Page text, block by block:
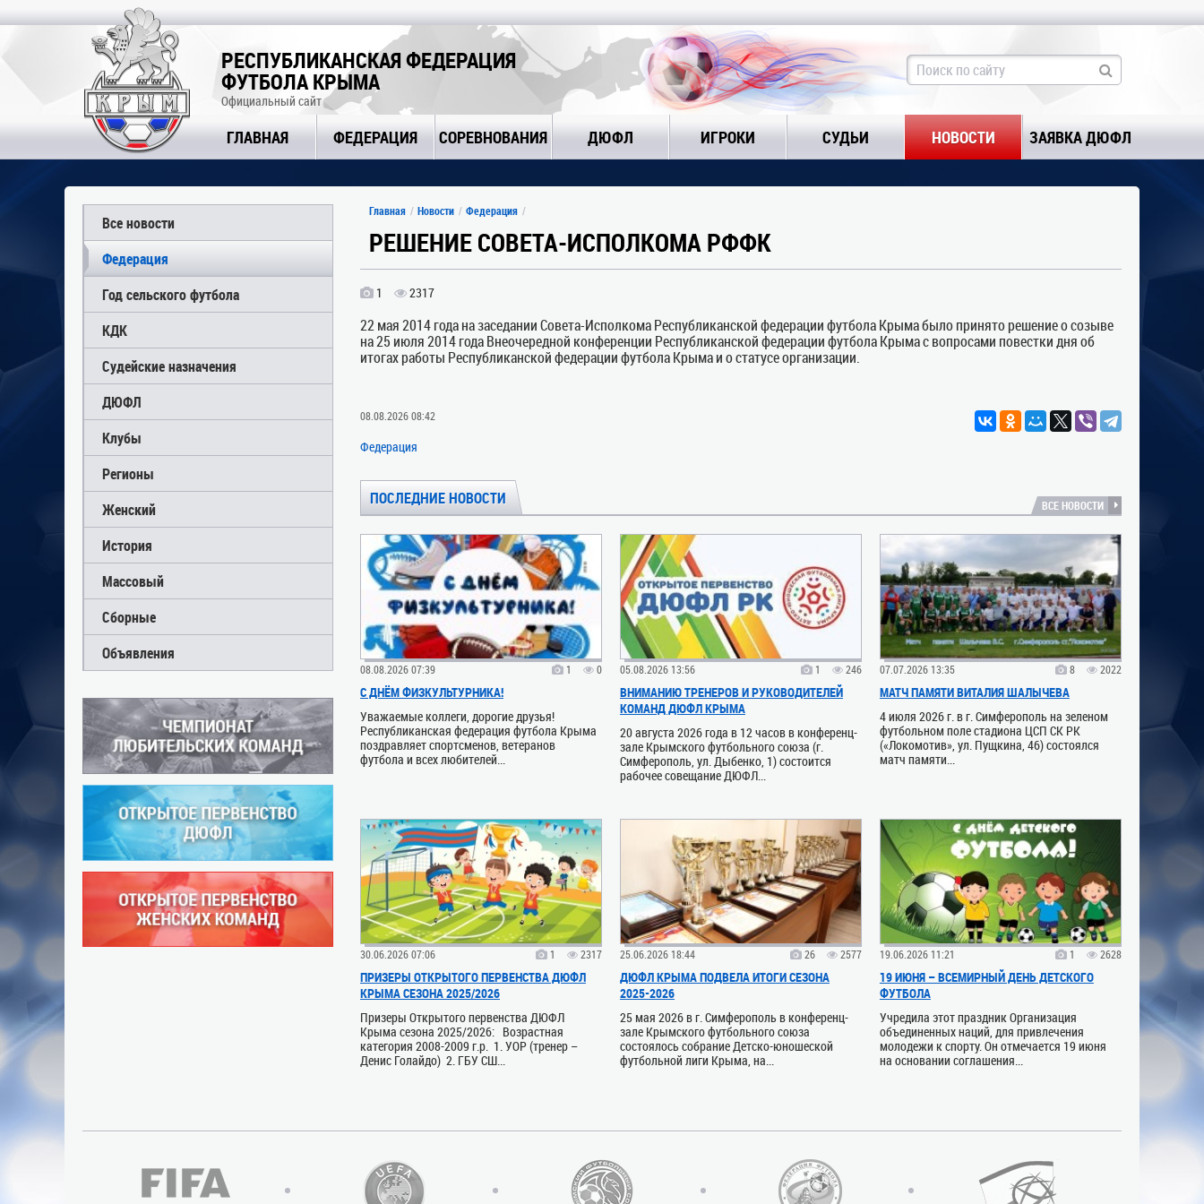
РЕСПУБЛИКАНСКАЯ ФЕДЕРАЦИЯ
ФУТБОЛА КРЫМА
Официальный сайт
ГЛАВНАЯ ФЕДЕРАЦИЯ СОРЕВНОВАНИЯ ДЮФЛ ИГРОКИ СУДЬИ НОВОСТИ ЗАЯВКА ДЮФЛ
Все новости
Федерация
Год сельского футбола
КДК
Судейские назначения
ДЮФЛ
Клубы
Регионы
Женский
История
Массовый
Сборные
Объявления
Главная Новости Федерация
РЕШЕНИЕ СОВЕТА-ИСПОЛКОМА РФФК
1 2317
22 мая 2014 года на заседании Совета-Исполкома Республиканской федерации футбола Крыма было принято решение о созыве
на 25 июля 2014 года Внеочередной конференции Республиканской федерации футбола Крыма с вопросами повестки дня об
итогах работы Республиканской федерации футбола Крыма и о статусе организации.
08.08.2026 08:42
Федерация
ПОСЛЕДНИЕ НОВОСТИ ВСЕ НОВОСТИ
08.08.2026 07:39 1 0
С ДНЁМ ФИЗКУЛЬТУРНИКА!
Уважаемые коллеги, дорогие друзья!
Республиканская федерация футбола Крыма
поздравляет спортсменов, ветеранов
футбола и всех любителей...
05.08.2026 13:56 1 246
ВНИМАНИЮ ТРЕНЕРОВ И РУКОВОДИТЕЛЕЙ
КОМАНД ДЮФЛ КРЫМА
20 августа 2026 года в 12 часов в конференц-
зале Крымского футбольного союза (г.
Симферополь, ул. Дыбенко, 1) состоится
рабочее совещание ДЮФЛ...
07.07.2026 13:35 8 2022
МАТЧ ПАМЯТИ ВИТАЛИЯ ШАЛЫЧЕВА
4 июля 2026 г. в г. Симферополь на зеленом
футбольном поле стадиона ЦСП СК РК
(«Локомотив», ул. Пущкина, 46) состоялся
матч памяти...
30.06.2026 07:06 1 2317
ПРИЗЕРЫ ОТКРЫТОГО ПЕРВЕНСТВА ДЮФЛ
КРЫМА СЕЗОНА 2025/2026
Призеры Открытого первенства ДЮФЛ
Крыма сезона 2025/2026: Возрастная
категория 2008-2009 г.р. 1. УОР (тренер –
Денис Голайдо) 2. ГБУ СШ...
25.06.2026 18:44 26 2577
ДЮФЛ КРЫМА ПОДВЕЛА ИТОГИ СЕЗОНА
2025-2026
25 мая 2026 в г. Симферополь в конференц-
зале Крымского футбольного союза
состоялось собрание Детско-юношеской
футбольной лиги Крыма, на...
19.06.2026 11:21 1 2628
19 ИЮНЯ – ВСЕМИРНЫЙ ДЕНЬ ДЕТСКОГО
ФУТБОЛА
Учредила этот праздник Организация
объединенных наций, для привлечения
молодежи к спорту. Он отмечается 19 июня
на основании соглашения...